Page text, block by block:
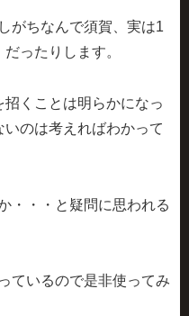
がちなんで須賀、実は1
ったりします。
くことは明らかになっ
のは考えればわかって
・・・と疑問に思われる
ているので是非使ってみ